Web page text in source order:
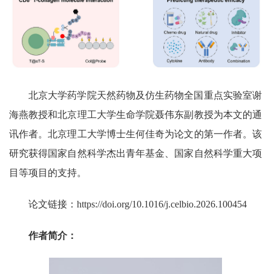
北京大学药学院天然药物及仿生药物全国重点实验室谢
海燕教授和北京理工大学生命学院聂伟东副教授为本文的通
讯作者。北京理工大学博士生何佳奇为论文的第一作者。该
研究获得国家自然科学杰出青年基金、国家自然科学重大项
目等项目的支持。
论文链接： https://doi.org/10.1016/j.celbio.2026.100454
作者简介：